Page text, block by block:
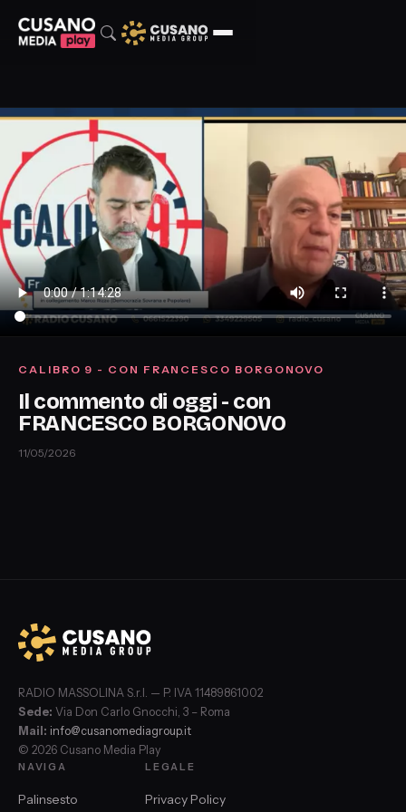
CALIBRO 9 - CON FRANCESCO BORGONOVO
Il commento di oggi - con
FRANCESCO BORGONOVO
11/05/2026
RADIO MASSOLINA S.r.l. — P. IVA 11489861002
Sede: Via Don Carlo Gnocchi, 3 – Roma
Mail: info@cusanomediagroup.it
© 2026 Cusano Media Play
NAVIGA
Palinsesto
LEGALE
Privacy Policy